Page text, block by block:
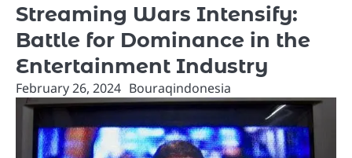
Streaming Wars Intensify:
Battle for Dominance in the
Entertainment Industry
February 26, 2024 Bouraqindonesia